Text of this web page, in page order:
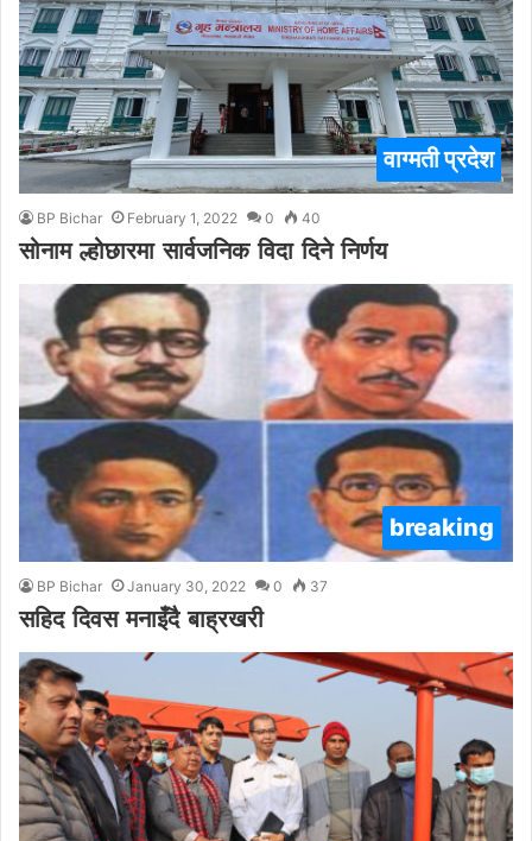
वाग्मती प्रदेश
BP Bichar February 1, 2022 0 40
सोनाम ल्होछारमा सार्वजनिक विदा दिने निर्णय
breaking
BP Bichar January 30, 2022 0 37
सहिद दिवस मनाइँदै बाह्रखरी